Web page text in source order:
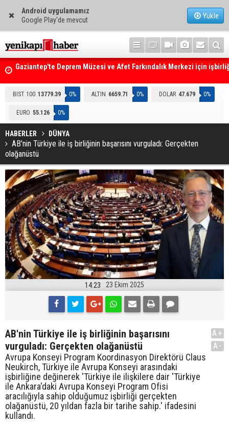
Android uygulamamız
Google Play'de mevcut
Yükle
Gaziantep'te Deprem Müzesi ve Afet Farkındalık Merkezi için
protokolü imzalandı
Resmi Gazete'de Bugün
BIST 100 13779.39 0% ALTIN 6659.71 0% DOLAR 47.679 0%
EURO 55.126 0%
HABERLER DÜNYA
AB'nin Türkiye ile iş birliğinin başarısını vurguladı: Gerçekten
olağanüstü
14:23 23 Ekim 2025
AB'nin Türkiye ile iş birliğinin başarısını
vurguladı: Gerçekten olağanüstü
Avrupa Konseyi Program Koordinasyon Direktörü Claus
Neukirch, Türkiye ile Avrupa Konseyi arasındaki
işbirliğine değinerek 'Türkiye ile ilişkilere dair 'Türkiye
ile Ankara'daki Avrupa Konseyi Program Ofisi
aracılığıyla sahip olduğumuz işbirliği gerçekten
olağanüstü, 20 yıldan fazla bir tarihe sahip.' ifadesini
kullandı.
A+
A-